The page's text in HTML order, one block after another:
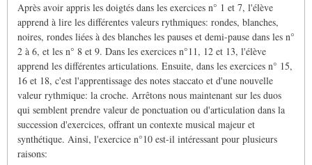
Après avoir appris les doigtés dans les exercices n° 1 et 7, l'élève
apprend à lire les différentes valeurs rythmiques: rondes, blanches,
noires, rondes liées à des blanches les pauses et demi-pause dans les n°
2 à 6, et les n° 8 et 9. Dans les exercices n°11, 12 et 13, l'élève
apprend les différentes articulations. Ensuite, dans les exercices n° 15,
16 et 18, c'est l'apprentissage des notes staccato et d'une nouvelle
valeur rythmique: la croche. Arrêtons nous maintenant sur les duos
qui semblent prendre valeur de ponctuation ou d'articulation dans la
succession d'exercices, offrant un contexte musical majeur et
synthétique. Ainsi, l'exercice n°10 est-il intéressant pour plusieurs
raisons: